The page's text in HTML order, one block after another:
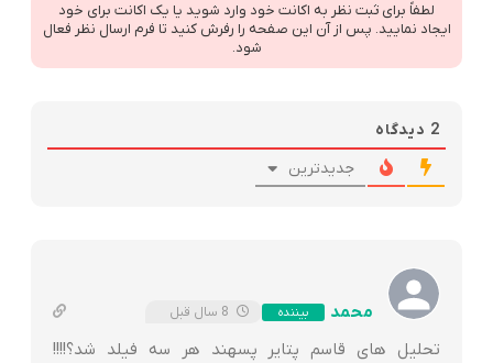
لطفاً برای ثبت نظر به اکانت خود وارد شوید یا یک اکانت برای خود
ایجاد نمایید. پس از آن این صفحه را رفرش کنید تا فرم ارسال نظر فعال
شود.
2 دیدگاه
جدیدترین
محمد بیننده
تحلیل های قاسم پتایر پسهند هر سه فیلد شد؟!!!!